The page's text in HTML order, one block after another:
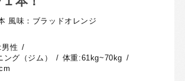
風味：ブラッドオレンジ
男性
ング（ジム） 体重:61kg~70kg